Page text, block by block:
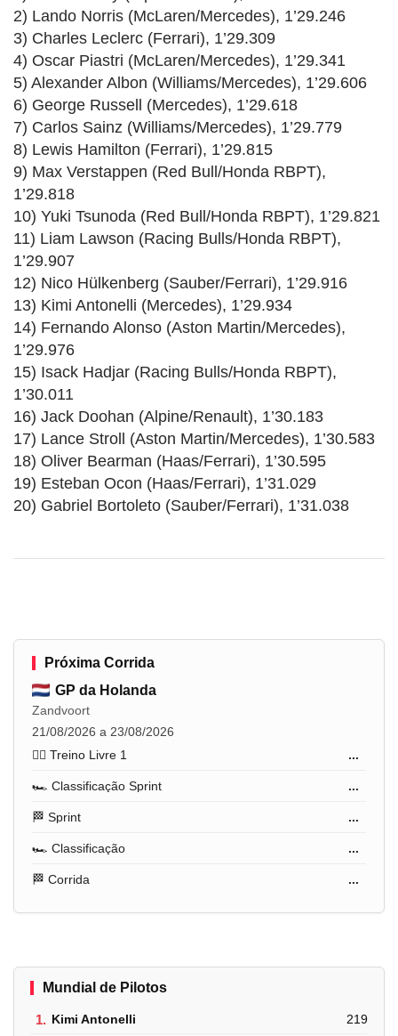
2) Lando Norris (McLaren/Mercedes), 1’29.246
3) Charles Leclerc (Ferrari), 1’29.309
4) Oscar Piastri (McLaren/Mercedes), 1’29.341
5) Alexander Albon (Williams/Mercedes), 1’29.606
6) George Russell (Mercedes), 1’29.618
7) Carlos Sainz (Williams/Mercedes), 1’29.779
8) Lewis Hamilton (Ferrari), 1’29.815
9) Max Verstappen (Red Bull/Honda RBPT),
1’29.818
10) Yuki Tsunoda (Red Bull/Honda RBPT), 1’29.821
11) Liam Lawson (Racing Bulls/Honda RBPT),
1’29.907
12) Nico Hülkenberg (Sauber/Ferrari), 1’29.916
13) Kimi Antonelli (Mercedes), 1’29.934
14) Fernando Alonso (Aston Martin/Mercedes),
1’29.976
15) Isack Hadjar (Racing Bulls/Honda RBPT),
1’30.011
16) Jack Doohan (Alpine/Renault), 1’30.183
17) Lance Stroll (Aston Martin/Mercedes), 1’30.583
18) Oliver Bearman (Haas/Ferrari), 1’30.595
19) Esteban Ocon (Haas/Ferrari), 1’31.029
20) Gabriel Bortoleto (Sauber/Ferrari), 1’31.038
Próxima Corrida
GP da Holanda
Zandvoort
21/08/2026 a 23/08/2026
🏋️‍♂️ Treino Livre 1
...
🏎️ Classificação Sprint ...
🏁 Sprint ...
🏎️ Classificação ...
🏁 Corrida ...
Mundial de Pilotos
1. Kimi Antonelli 219